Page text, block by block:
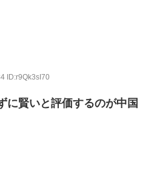
ID:r9Qk3sI70
に賢いと評価するのが中国